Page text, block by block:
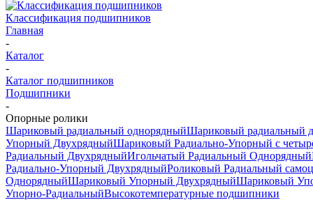
Классификация подшипников
Главная
-
Каталог
-
Каталог подшипников
Подшипники
-
Опорные ролики
Шариковый радиальный однорядныйШариковый радиальный
Упорный ДвухрядныйШариковый Радиально-Упорный с
Радиальный ДвухрядныйИгольчатый Радиальный Однорядный
Радиально-Упорный ДвухрядныйРоликовый Радиальный
ОднорядныйШариковый Упорный ДвухрядныйШариковый
Упорно-РадиальныйВысокотемпературные подшипники